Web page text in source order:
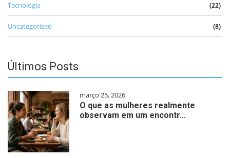
Tecnologia (22)
Uncategorized (8)
Últimos Posts
março 25, 2026
O que as mulheres realmente
observam em um encontr…